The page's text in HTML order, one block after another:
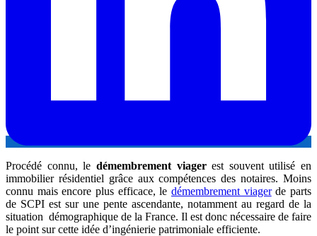
Procédé connu, le démembrement viagerest souvent utilisé en
immobilier résidentiel grâce aux compétences des notaires. Moins
connu mais encore plus efficace, le démembrement viagerde parts
de SCPI est sur une pente ascendante, notamment au regard de la
situation démographique de la France. Il est donc nécessaire de faire
le point sur cette idée d’ingénierie patrimoniale efficiente.